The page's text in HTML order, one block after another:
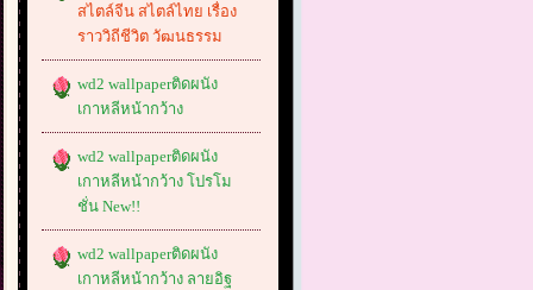
สไตล์จีน สไตล์ไทย เรื่อง
ราววิถีชีวิต วัฒนธรรม
wd2 wallpaperติดผนัง
เกาหลีหน้ากว้าง
wd2 wallpaperติดผนัง
เกาหลีหน้ากว้าง โปรโม
ชั่น New!!
wd2 wallpaperติดผนัง
เกาหลีหน้ากว้าง ลายอิฐ